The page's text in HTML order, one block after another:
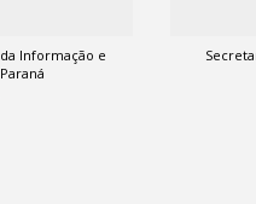
Informação e